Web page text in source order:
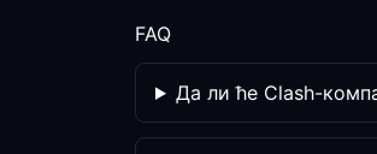
FAQ
Да ли ће Clash-